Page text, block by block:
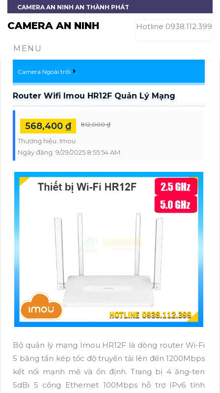
CAMERA AN NINH AN THÀNH PHÁT
CAMERA AN NINH Hotline 0938.112.399
MENU
Camera Ngoài trời
Router Wifi Imou HR12F Quản Lý Mạng
568,400 ₫ 812,000 ₫
Thương hiệu: Imou
Ngày đăng: 9/29/2025 8:55:54 AM
Bộ quản lý mạng Imou HR12F là dòng router Wi-Fi
5 băng tần kép tốc độ truyền tải lên đến 1200Mbps
kết nối mạnh mẽ và ổn định. Trang bị 4 ăng-ten
5dBi 5 cổng Ethernet 100Mbps hỗ trợ IPv6 tính